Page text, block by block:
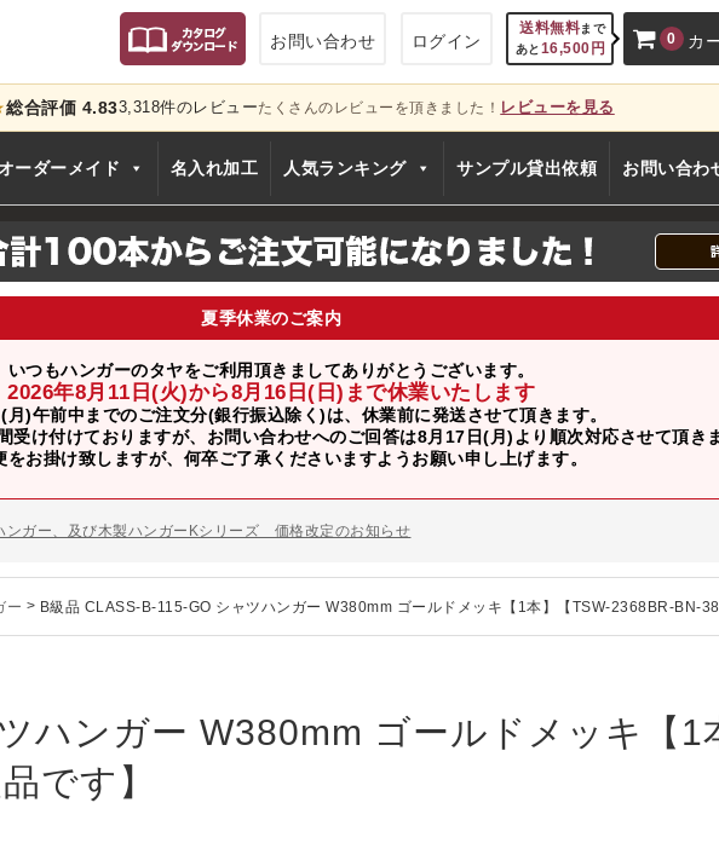
お問い合わせ ログイン
送料無料まで
あと16,500 円
0 カ
只今、カートに商品はござい
総合評価 4.833,318件のレビューたくさんのレビューを頂きました！ レビューを見る
ーダーメイド 名入れ加工 人気ランキング サンプル貸出依頼 お問い合わ
夏季休業のご案内
いつもハンガーのタヤをご利用頂きましてありがとうございます。
2026年8月11日(火)から8月16日(日)まで休業いたします
月)午前中までのご注文分(銀行振込除く)は、休業前に発送させて頂きます。
受け付けておりますが、お問い合わせへのご回答は8月17日(月)より順次対応させて頂きま
をお掛け致しますが、何卒ご了承くださいますようお願い申し上げます。
知らせ
、およびディスプレイスタンド価格改定のお知らせ
ンガー、及び木製ハンガーKシリーズ 価格改定のお知らせ
ーズ価格改定のお知らせ
ヤのハンガーを紹介していただきました
知らせ
ー > B級品 CLASS-B-115-GO シャツハンガー W380mm ゴールドメッキ【1本】【TSW-2368BR-BN-38
ハンガー W380mm ゴールドメッキ【1
です】